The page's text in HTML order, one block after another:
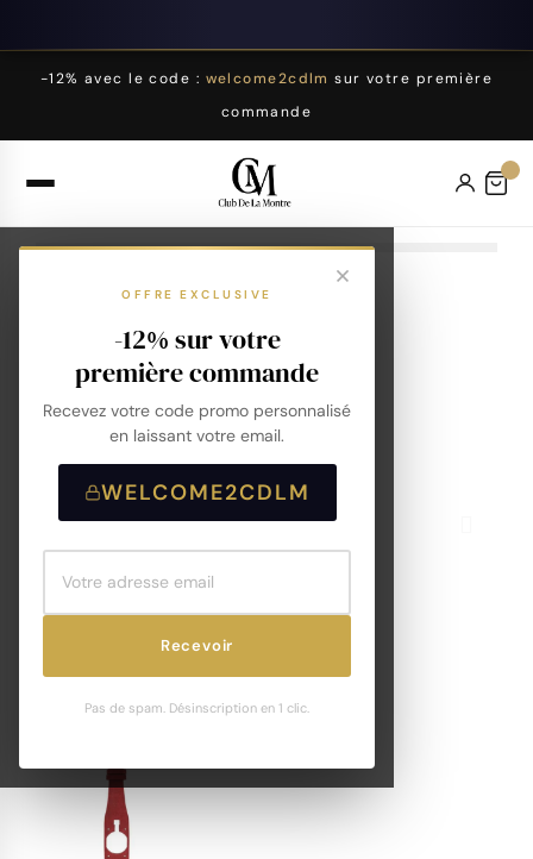
-12% avec le code : welcome2cdlm sur votre première
commande
OFFRE EXCLUSIVE
-12% sur votre
première commande
Recevez votre code promo personnalisé
en laissant votre email.
WELCOME2CDLM
Recevoir
Pas de spam. Désinscription en 1 clic.